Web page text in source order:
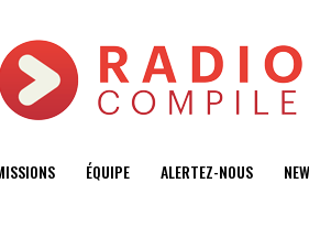
ÉQUIPE ALERTEZ-NOUS